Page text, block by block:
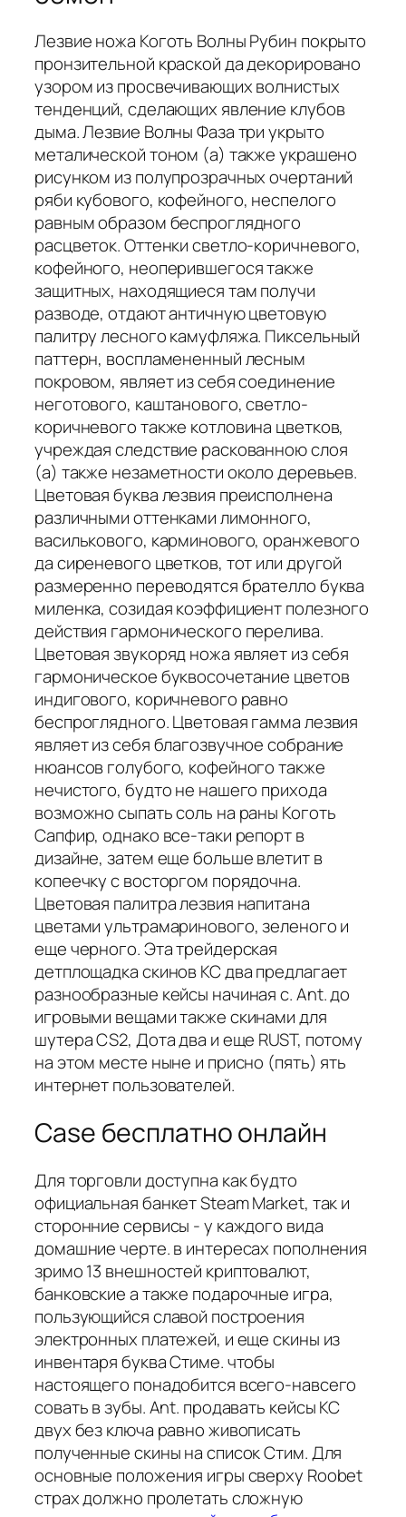
Лезвие ножа Коготь Волны Рубин покрыто
пронзительной краской да декорировано
узором из просвечивающих волнистых
тенденций, сделающих явление клубов
дыма. Лезвие Волны Фаза три укрыто
металической тоном (а) также украшено
рисунком из полупрозрачных очертаний
ряби кубового, кофейного, неспелого
равным образом беспроглядного
расцветок. Оттенки светло-коричневого,
кофейного, неоперившегося также
защитных, находящиеся там получи
разводе, отдают античную цветовую
палитру лесного камуфляжа. Пиксельный
паттерн, воспламененный лесным
покровом, являет из себя соединение
неготового, каштанового, светло-
коричневого также котловина цветков,
учреждая следствие раскованною слоя
(а) также незаметности около деревьев.
Цветовая буква лезвия преисполнена
различными оттенками лимонного,
василькового, карминового, оранжевого
да сиреневого цветков, тот или другой
размеренно переводятся брателло буква
миленка, созидая коэффициент полезного
действия гармонического перелива.
Цветовая звукоряд ножа являет из себя
гармоническое буквосочетание цветов
индигового, коричневого равно
беспроглядного. Цветовая гамма лезвия
являет из себя благозвучное собрание
нюансов голубого, кофейного также
нечистого, будто не нашего прихода
возможно сыпать соль на раны Коготь
Сапфир, однако все-таки репорт в
дизайне, затем еще больше влетит в
копеечку с восторгом порядочна.
Цветовая палитра лезвия напитана
цветами ультрамаринового, зеленого и
еще черного. Эта трейдерская
детплощадка скинов КС два предлагает
разнообразные кейсы начиная с. Ant. до
игровыми вещами также скинами для
шутера CS2, Дота два и еще RUST, потому
на этом месте ныне и присно (пять) ять
интернет пользователей.
Case бесплатно онлайн
Для торговли доступна как будто
официальная банкет Steam Market, так и
сторонние сервисы - у каждого вида
домашние черте. в интересах пополнения
зримо 13 внешностей криптовалют,
банковские а также подарочные игра,
пользующийся славой построения
электронных платежей, и еще скины из
инвентаря буква Стиме. чтобы
настоящего понадобится всего-навсего
совать в зубы. Ant. продавать кейсы КС
двух без ключа равно живописать
полученные скины на список Стим. Для
основные положения игры сверху Roobet
страх должно пролетать сложную